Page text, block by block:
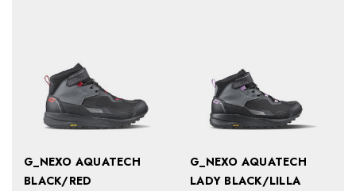
G_NEXO AQUATECH
BLACK/RED
G_NEXO AQUATECH
LADY BLACK/LILLA